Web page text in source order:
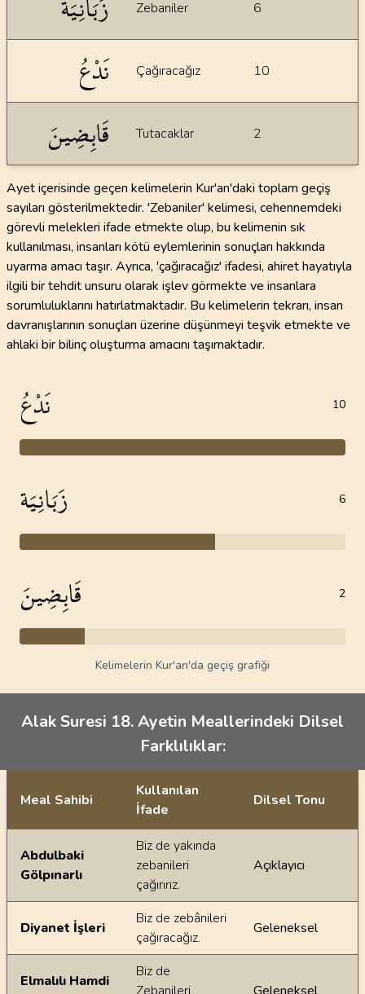
Zebaniler 6
نَدْعُ Çağıracağız 10
قَابِضِينَ Tutacaklar 2
Ayet içerisinde geçen kelimelerin Kur'an'daki toplam geçiş
sayıları gösterilmektedir. 'Zebaniler' kelimesi, cehennemdeki
görevli melekleri ifade etmekte olup, bu kelimenin sık
kullanılması, insanları kötü eylemlerinin sonuçları hakkında
uyarma amacı taşır. Ayrıca, 'çağıracağız' ifadesi, ahiret hayatıyla
ilgili bir tehdit unsuru olarak işlev görmekte ve insanlara
sorumluluklarını hatırlatmaktadır. Bu kelimelerin tekrarı, insan
davranışlarının sonuçları üzerine düşünmeyi teşvik etmekte ve
ahlaki bir bilinç oluşturma amacını taşımaktadır.
نَدْعُ 10
زَبَانِيَة 6
قَابِضِينَ 2
Kelimelerin Kur'an'da geçiş grafiği
Alak Suresi 18. Ayetin Meallerindeki Dilsel
Farklılıklar:
Ayetin meallerindeki dilsel farklılıklar
Meal Sahibi
Kullanılan
İfade
Dilsel Tonu
Abdulbaki
Gölpınarlı
Biz de yakında
zebanileri
çağırırız.
Açıklayıcı
Diyanet İşleri
Biz de zebânileri
çağıracağız.
Geleneksel
Elmalılı Hamdi
Biz de